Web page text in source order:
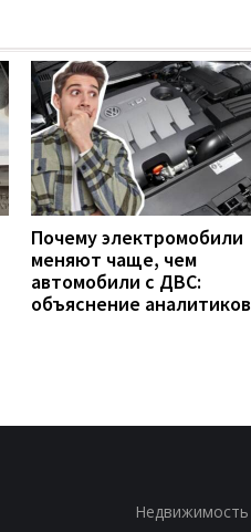
Почему электромобили
меняют чаще, чем
автомобили с ДВС:
объяснение аналитиков
Недвижимость